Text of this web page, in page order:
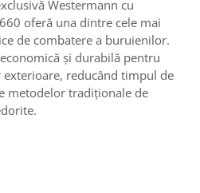
Westermann cu
oferă una dintre cele mai
de combatere a buruienilor.
și durabilă pentru
reducând timpul de
metodelor tradiționale de